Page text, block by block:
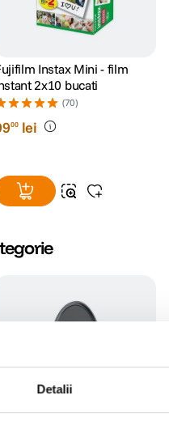
Detalii
Instax Mini - film
2x10 bucati
(70)
00 lei